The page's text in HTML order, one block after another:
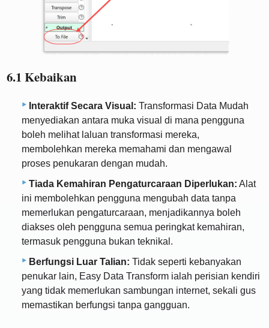
6.1 Kebaikan
Interaktif Secara Visual: Transformasi Data Mudah
menyediakan antara muka visual di mana pengguna
boleh melihat laluan transformasi mereka,
membolehkan mereka memahami dan mengawal
proses penukaran dengan mudah.
Tiada Kemahiran Pengaturcaraan Diperlukan: Alat
ini membolehkan pengguna mengubah data tanpa
memerlukan pengaturcaraan, menjadikannya boleh
diakses oleh pengguna semua peringkat kemahiran,
termasuk pengguna bukan teknikal.
Berfungsi Luar Talian: Tidak seperti kebanyakan
penukar lain, Easy Data Transform ialah perisian kendiri
yang tidak memerlukan sambungan internet, sekali gus
memastikan berfungsi tanpa gangguan.